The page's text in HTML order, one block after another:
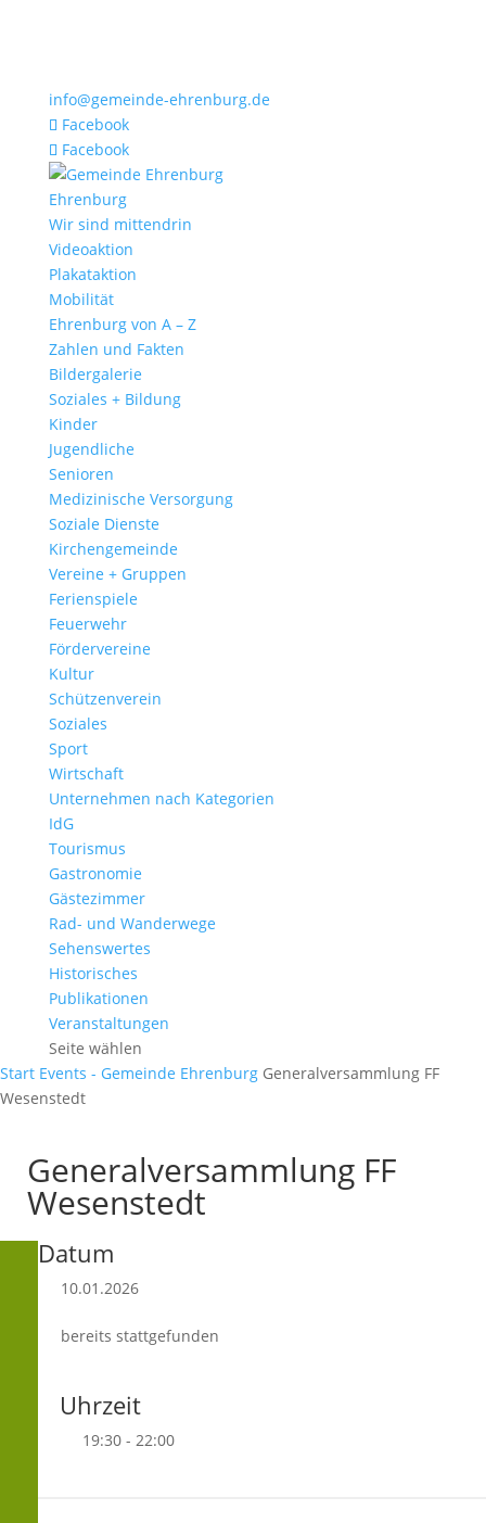
info@gemeinde-ehrenburg.de
Facebook
Facebook
Ehrenburg
Wir sind mittendrin
Videoaktion
Plakataktion
Mobilität
Ehrenburg von A – Z
Zahlen und Fakten
Bildergalerie
Soziales + Bildung
Kinder
Jugendliche
Senioren
Medizinische Versorgung
Soziale Dienste
Kirchengemeinde
Vereine + Gruppen
Ferienspiele
Feuerwehr
Fördervereine
Kultur
Schützenverein
Soziales
Sport
Wirtschaft
Unternehmen nach Kategorien
IdG
Tourismus
Gastronomie
Gästezimmer
Rad- und Wanderwege
Sehenswertes
Historisches
Publikationen
Veranstaltungen
Seite wählen
Start Events - Gemeinde Ehrenburg Generalversammlung FF
Wesenstedt
Generalversammlung FF
Wesenstedt
Datum
10.01.2026
bereits stattgefunden
Uhrzeit
19:30 - 22:00